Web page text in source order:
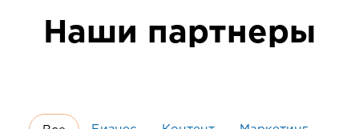
Наши партнеры